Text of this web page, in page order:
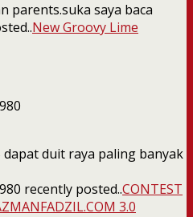
parents.suka saya baca
New Groovy Lime
dapat duit raya paling banyak
recently posted..CONTEST
3.0